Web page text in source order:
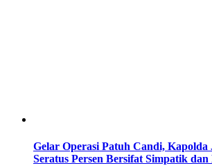
Gelar Operasi Patuh Candi, Kapolda
Seratus Persen Bersifat Simpatik dan